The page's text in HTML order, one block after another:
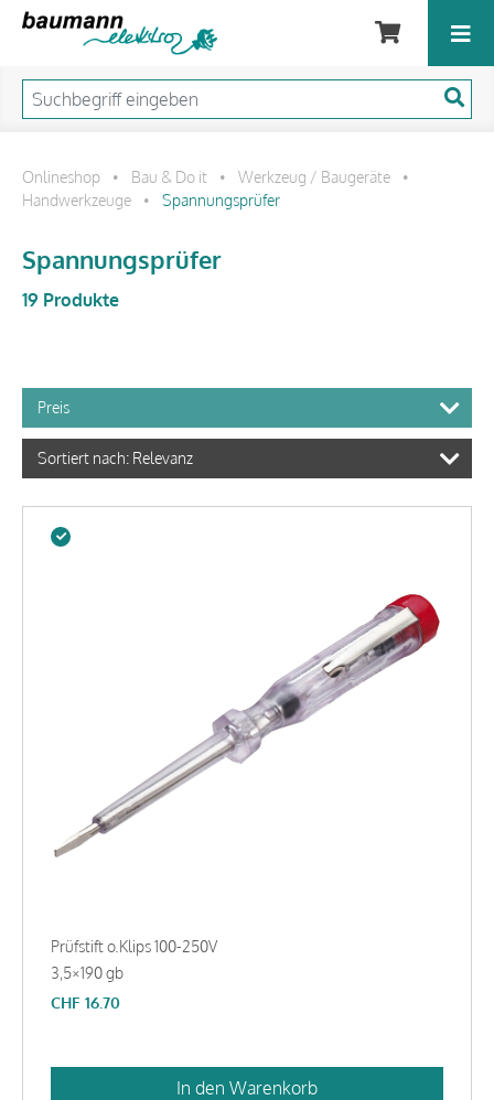
Onlineshop • Bau & Do it • Werkzeug / Baugeräte
•
Handwerkzeuge
• Spannungsprüfer
Spannungsprüfer
19 Produkte
Preis
Sortiert nach: Relevanz
Prüfstift o.Klips 100-250V
3,5×190 gb
CHF 16.70
In den Warenkorb